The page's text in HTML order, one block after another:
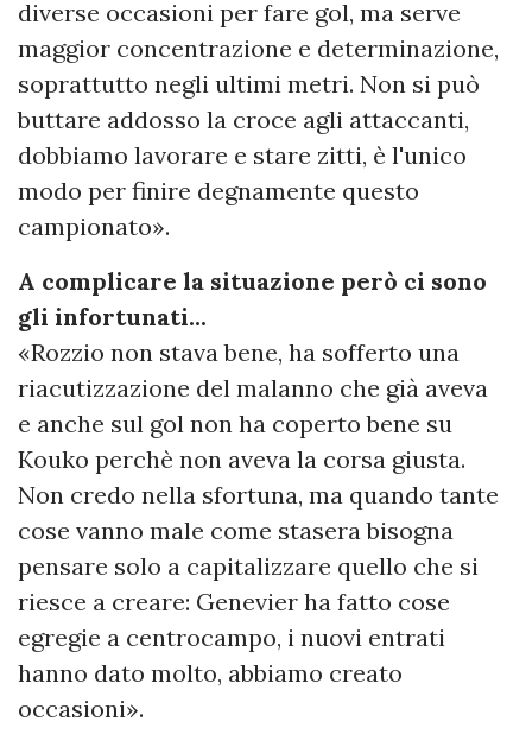
diverse occasioni per fare gol, ma serve
maggior concentrazione e determinazione,
soprattutto negli ultimi metri. Non si può
buttare addosso la croce agli attaccanti,
dobbiamo lavorare e stare zitti, è l'unico
modo per finire degnamente questo
campionato».
A complicare la situazione però ci sono
gli infortunati...
«Rozzio non stava bene, ha sofferto una
riacutizzazione del malanno che già aveva
e anche sul gol non ha coperto bene su
Kouko perchè non aveva la corsa giusta.
Non credo nella sfortuna, ma quando tante
cose vanno male come stasera bisogna
pensare solo a capitalizzare quello che si
riesce a creare: Genevier ha fatto cose
egregie a centrocampo, i nuovi entrati
hanno dato molto, abbiamo creato
occasioni».